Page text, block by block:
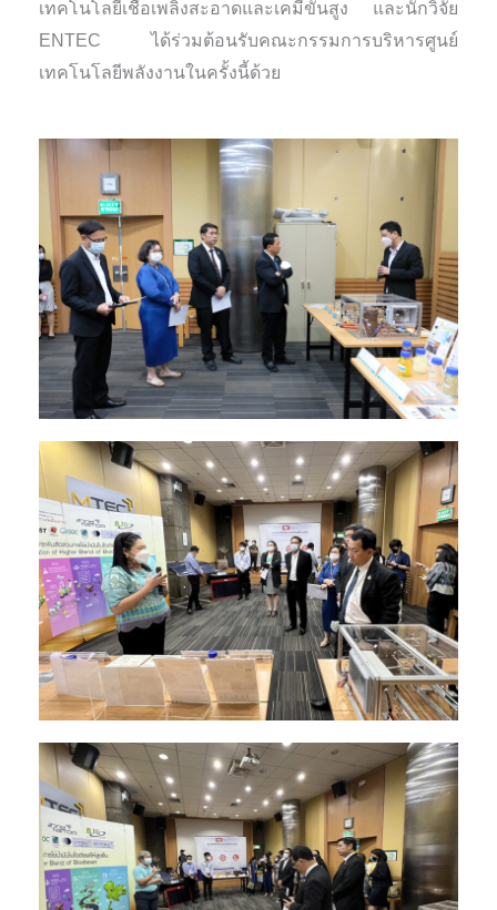
เทคโนโลยีเชื้อเพลิงสะอาดและเคมีขั้นสูง และนักวิจัย
ENTEC ได้ร่วมต้อนรับคณะกรรมการบริหารศูนย์
เทคโนโลยีพลังงานในครั้งนี้ด้วย